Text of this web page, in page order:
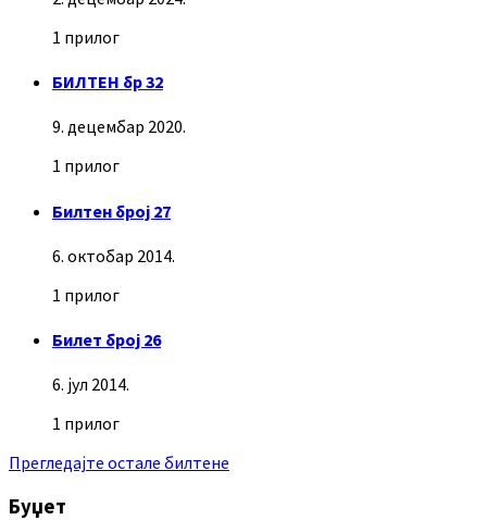
1 прилог
БИЛТЕН бр 32
9. децембар 2020.
1 прилог
Билтен број 27
6. октобар 2014.
1 прилог
Билет број 26
6. јул 2014.
1 прилог
Прегледајте остале билтене
Буџет